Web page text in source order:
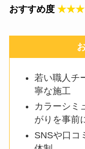
おすすめ度 ★★★
若い職人チ
寧な施工
カラーシミ
がりを事前
SNSや口コ